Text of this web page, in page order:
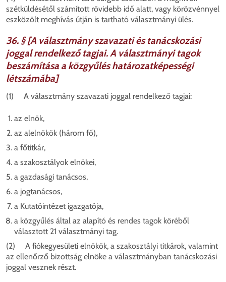
szétküldésétől számított rövidebb idő alatt, vagy körözvénnyel
eszközölt meghívás útján is tartható választmányi ülés.
36. § [A választmány szavazati és tanácskozási
joggal rendelkező tagjai. A választmányi tagok
beszámítása a közgyűlés határozatképességi
létszámába]
(1) A választmány szavazati joggal rendelkező tagjai:
az elnök,
az alelnökök (három fő),
a főtitkár,
a szakosztályok elnökei,
a gazdasági tanácsos,
a jogtanácsos,
a Kutatóintézet igazgatója,
a közgyűlés által az alapító és rendes tagok köréből
választott 21 választmányi tag.
(2) A fiókegyesületi elnökök, a szakosztályi titkárok, valamint
az ellenőrző bizottság elnöke a választmányban tanácskozási
joggal vesznek részt.